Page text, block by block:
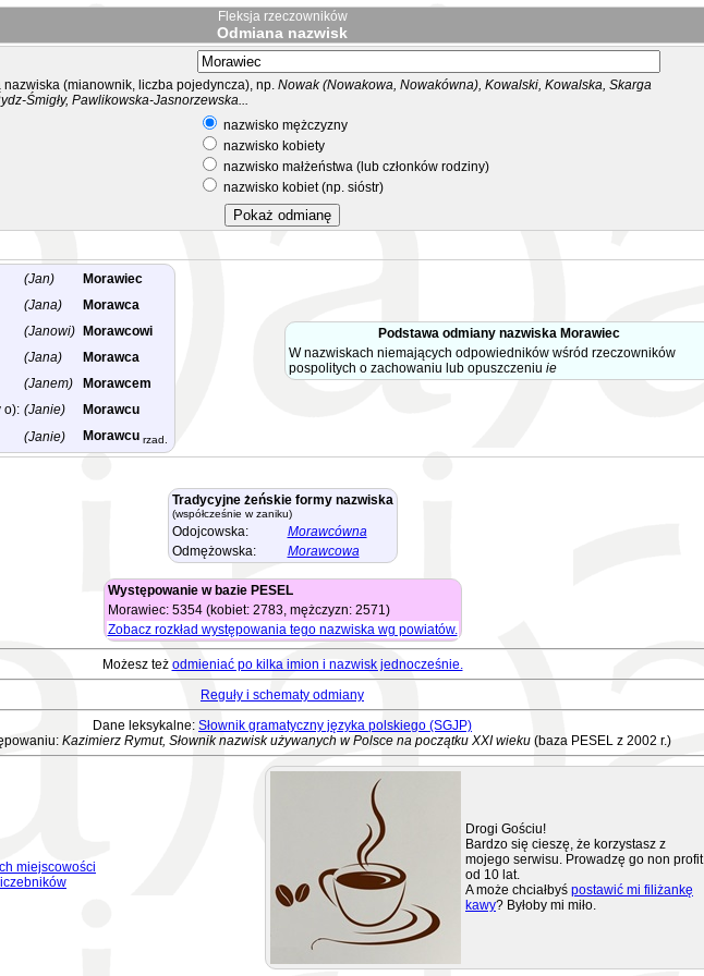
Fleksja rzeczowników
Odmiana nazwisk
nazwiska (mianownik, liczba pojedyncza), np. Nowak (Nowakowa, Nowakówna), Kowalski, Kowalska, Skarga
Śmigły, Pawlikowska-Jasnorzewska...
nazwisko mężczyzny
nazwisko kobiety
nazwisko małżeństwa (lub członków rodziny)
nazwisko kobiet (np. sióstr)
(Jan)
Morawiec
(Jana)
Morawca
(Janowi)
Morawcowi
(Jana)
Morawca
(Janem)
Morawcem
o): (Janie)
Morawcu
(Janie) Morawcu rzad.
Podstawa odmiany nazwiska Morawiec
W nazwiskach niemających odpowiedników wśród rzeczowników
pospolitych o zachowaniu lub opuszczeniu ie
Tradycyjne żeńskie formy nazwiska
(współcześnie w zaniku)
Odojcowska:
Morawcówna
Odmężowska:
Morawcowa
Występowanie w bazie PESEL
Morawiec: 5354 (kobiet: 2783, mężczyzn: 2571)
Zobacz rozkład występowania tego nazwiska wg powiatów.
Możesz też odmieniać po kilka imion i nazwisk jednocześnie.
Reguły i schematy odmiany
Dane leksykalne: Słownik gramatyczny języka polskiego (SGJP)
Kazimierz Rymut, Słownik nazwisk używanych w Polsce na początku XXI wieku(baza PESEL z 2002 r.)
miejscowości
Drogi Gościu!
Bardzo się cieszę, że korzystasz z
mojego serwisu. Prowadzę go non profit
od 10 lat.
A może chciałbyś postawić mi filiżankę
kawy? Byłoby mi miło.